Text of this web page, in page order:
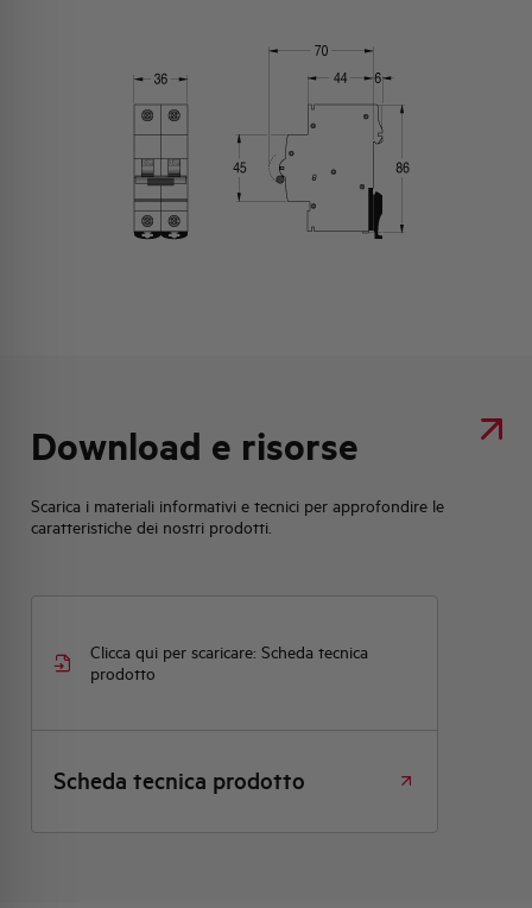
Download e risorse
Scarica i materiali informativi e tecnici per approfondire le
caratteristiche dei nostri prodotti.
Clicca qui per scaricare: Scheda tecnica
prodotto
Scheda tecnica prodotto